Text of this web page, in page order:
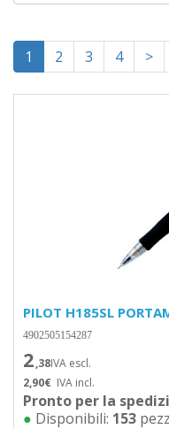
1 2 3 4 >
PILOT H185SL
4902505154287
2,38IVA escl.
2,90€ IVA incl.
Pronto per la
● Disponibili: 153